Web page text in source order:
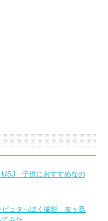
USJ 子供におすすめなの
ュタっぽく撮影 友ヶ島